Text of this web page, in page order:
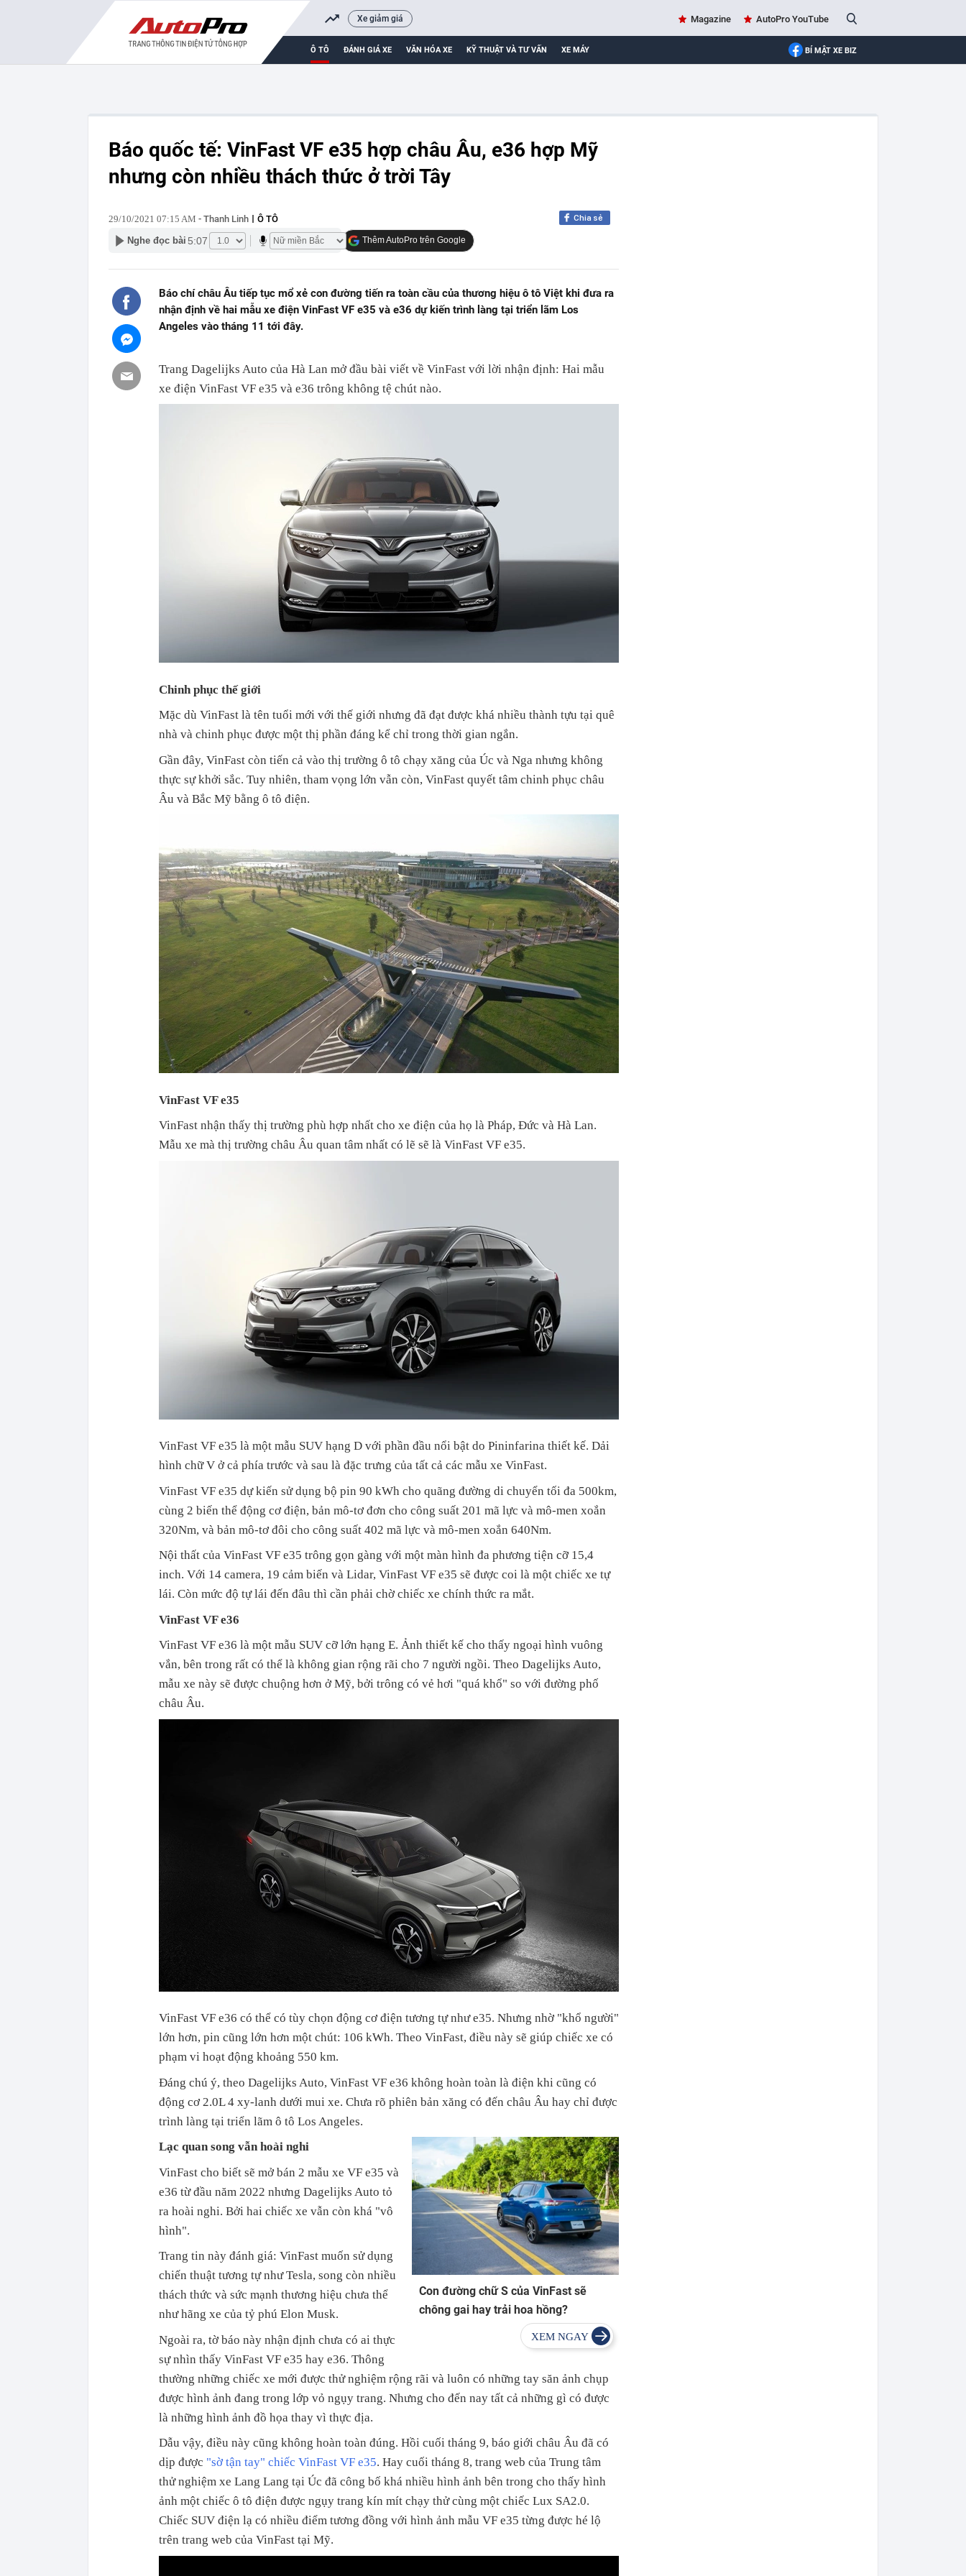
Xe giảm giá Magazine AutoPro YouTube
Ô TÔ ĐÁNH GIÁ XE VĂN HÓA XE KỸ THUẬT VÀ TƯ VẤN XE MÁY BÍ MẬT XE BIZ
Báo quốc tế: VinFast VF e35 hợp châu Âu, e36 hợp Mỹ
nhưng còn nhiều thách thức ở trời Tây
29/10/2021 07:15 AM - Thanh Linh Ô TÔ Chia sẻ
Thêm AutoPro trên Google
Nghe đọc bài 5:07
Báo chí châu Âu tiếp tục mổ xẻ con đường tiến ra toàn cầu của thương hiệu ô tô Việt khi đưa ra
nhận định về hai mẫu xe điện VinFast VF e35 và e36 dự kiến trình làng tại triển lãm Los
Angeles vào tháng 11 tới đây.
Trang Dagelijks Auto của Hà Lan mở đầu bài viết về VinFast với lời nhận định: Hai mẫu
xe điện VinFast VF e35 và e36 trông không tệ chút nào.
Chinh phục thế giới
Mặc dù VinFast là tên tuổi mới với thế giới nhưng đã đạt được khá nhiều thành tựu tại quê
nhà và chinh phục được một thị phần đáng kể chỉ trong thời gian ngắn.
Gần đây, VinFast còn tiến cả vào thị trường ô tô chạy xăng của Úc và Nga nhưng không
thực sự khởi sắc. Tuy nhiên, tham vọng lớn vẫn còn, VinFast quyết tâm chinh phục châu
Âu và Bắc Mỹ bằng ô tô điện.
VinFast VF e35
VinFast nhận thấy thị trường phù hợp nhất cho xe điện của họ là Pháp, Đức và Hà Lan.
Mẫu xe mà thị trường châu Âu quan tâm nhất có lẽ sẽ là VinFast VF e35.
VinFast VF e35 là một mẫu SUV hạng D với phần đầu nổi bật do Pininfarina thiết kế. Dải
hình chữ V ở cả phía trước và sau là đặc trưng của tất cả các mẫu xe VinFast.
VinFast VF e35 dự kiến sử dụng bộ pin 90 kWh cho quãng đường di chuyển tối đa 500km,
cùng 2 biến thể động cơ điện, bản mô-tơ đơn cho công suất 201 mã lực và mô-men xoắn
320Nm, và bản mô-tơ đôi cho công suất 402 mã lực và mô-men xoắn 640Nm.
Nội thất của VinFast VF e35 trông gọn gàng với một màn hình đa phương tiện cỡ 15,4
inch. Với 14 camera, 19 cảm biến và Lidar, VinFast VF e35 sẽ được coi là một chiếc xe tự
lái. Còn mức độ tự lái đến đâu thì cần phải chờ chiếc xe chính thức ra mắt.
VinFast VF e36
VinFast VF e36 là một mẫu SUV cỡ lớn hạng E. Ảnh thiết kế cho thấy ngoại hình vuông
vắn, bên trong rất có thể là không gian rộng rãi cho 7 người ngồi. Theo Dagelijks Auto,
mẫu xe này sẽ được chuộng hơn ở Mỹ, bởi trông có vẻ hơi "quá khổ" so với đường phố
châu Âu.
VinFast VF e36 có thể có tùy chọn động cơ điện tương tự như e35. Nhưng nhờ "khổ người"
lớn hơn, pin cũng lớn hơn một chút: 106 kWh. Theo VinFast, điều này sẽ giúp chiếc xe có
phạm vi hoạt động khoảng 550 km.
Đáng chú ý, theo Dagelijks Auto, VinFast VF e36 không hoàn toàn là điện khi cũng có
động cơ 2.0L 4 xy-lanh dưới mui xe. Chưa rõ phiên bản xăng có đến châu Âu hay chỉ được
trình làng tại triển lãm ô tô Los Angeles.
Con đường chữ S của VinFast sẽ
chông gai hay trải hoa hồng?
Lạc quan song vẫn hoài nghi
VinFast cho biết sẽ mở bán 2 mẫu xe VF e35 và
e36 từ đầu năm 2022 nhưng Dagelijks Auto tỏ
ra hoài nghi. Bởi hai chiếc xe vẫn còn khá "vô
hình".
Trang tin này đánh giá: VinFast muốn sử dụng
chiến thuật tương tự như Tesla, song còn nhiều
thách thức và sức mạnh thương hiệu chưa thể
như hãng xe của tỷ phú Elon Musk.
Ngoài ra, tờ báo này nhận định chưa có ai thực
sự nhìn thấy VinFast VF e35 hay e36. Thông
thường những chiếc xe mới được thử nghiệm rộng rãi và luôn có những tay săn ảnh chụp
được hình ảnh đang trong lớp vỏ ngụy trang. Nhưng cho đến nay tất cả những gì có được
là những hình ảnh đồ họa thay vì thực địa.
Dẫu vậy, điều này cũng không hoàn toàn đúng. Hồi cuối tháng 9, báo giới châu Âu đã có
dịp được "sờ tận tay" chiếc VinFast VF e35. Hay cuối tháng 8, trang web của Trung tâm
thử nghiệm xe Lang Lang tại Úc đã công bố khá nhiều hình ảnh bên trong cho thấy hình
ảnh một chiếc ô tô điện được ngụy trang kín mít chạy thử cùng một chiếc Lux SA2.0.
Chiếc SUV điện lạ có nhiều điểm tương đồng với hình ảnh mẫu VF e35 từng được hé lộ
trên trang web của VinFast tại Mỹ.